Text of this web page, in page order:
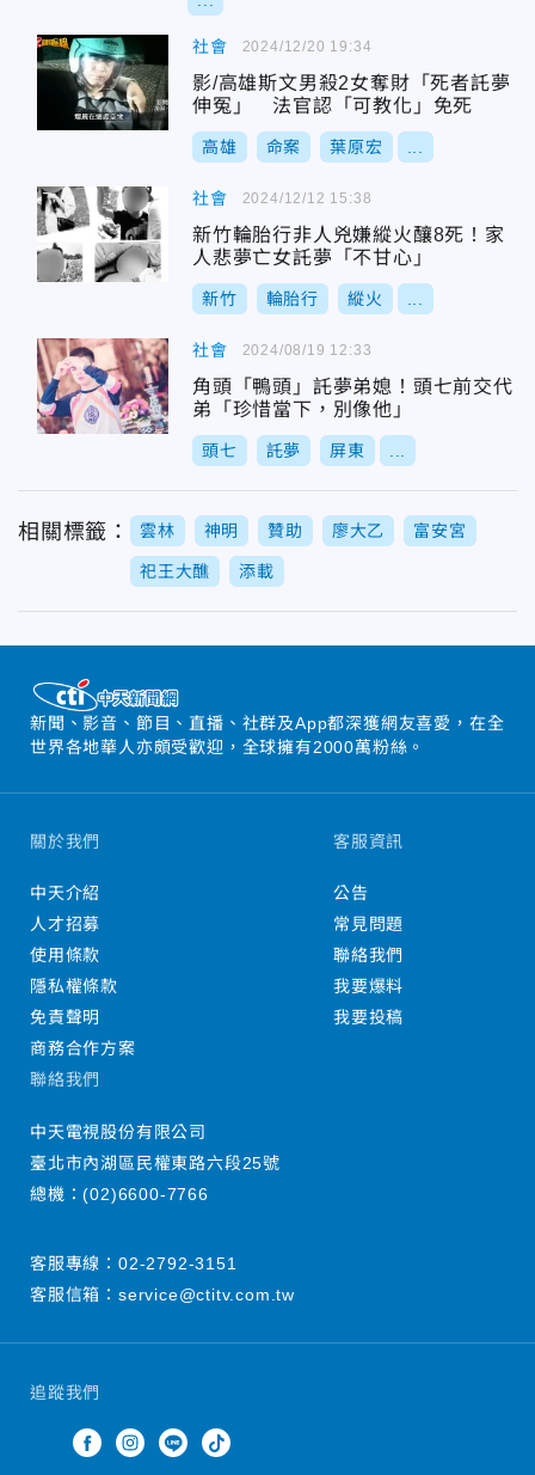
社會
影/高雄斯文男殺2女奪財「死者託夢
伸冤」 法官認「可教化」免死
高雄 命案 葉原宏
2024/12/20 19:34
社會
新竹輪胎行非人兇嫌縱火釀8死！家
人悲夢亡女託夢「不甘心」
新竹 輪胎行 縱火
2024/12/12 15:38
社會
角頭「鴨頭」託夢弟媳！頭七前交代
弟「珍惜當下，別像他」
頭七 託夢 屏東
2024/08/19 12:33
相關標籤： 雲林 神明 贊助 廖大乙 富安宮
祀王大醮 添載
新聞、影音、節目、直播、社群及App都深獲網友喜愛，在全
世界各地華人亦頗受歡迎，全球擁有2000萬粉絲。
追蹤我們
關於我們
中天介紹
人才招募
使用條款
隱私權條款
免責聲明
商務合作方案
客服資訊
公告
常見問題
聯絡我們
我要爆料
我要投稿
聯絡我們
中天電視股份有限公司
臺北市內湖區民權東路六段25號
總機：(02)6600-7766
客服專線： 02-2792-3151
客服信箱： service@ctitv.com.tw